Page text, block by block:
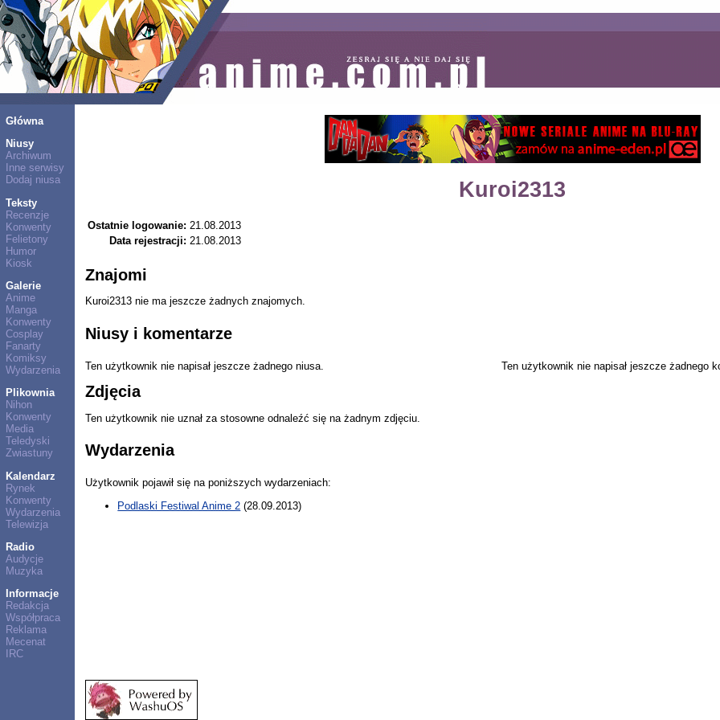
Główna
Niusy
Archiwum
Inne serwisy
Dodaj niusa
Teksty
Recenzje
Konwenty
Felietony
Humor
Kiosk
Galerie
Anime
Manga
Konwenty
Cosplay
Fanarty
Komiksy
Wydarzenia
Plikownia
Nihon
Konwenty
Media
Teledyski
Zwiastuny
Kalendarz
Rynek
Konwenty
Wydarzenia
Telewizja
Radio
Audycje
Muzyka
Informacje
Redakcja
Współpraca
Reklama
Mecenat
IRC
Kuroi2313
Ostatnie logowanie: 21.08.2013
Data rejestracji: 21.08.2013
Znajomi
Kuroi2313 nie ma jeszcze żadnych znajomych.
Niusy i komentarze
Ten użytkownik nie napisał jeszcze żadnego niusa. Ten użytkownik nie napisał jeszcze żadnego
Zdjęcia
Ten użytkownik nie uznał za stosowne odnaleźć się na żadnym zdjęciu.
Wydarzenia
Użytkownik pojawił się na poniższych wydarzeniach:
Podlaski Festiwal Anime 2 (28.09.2013)